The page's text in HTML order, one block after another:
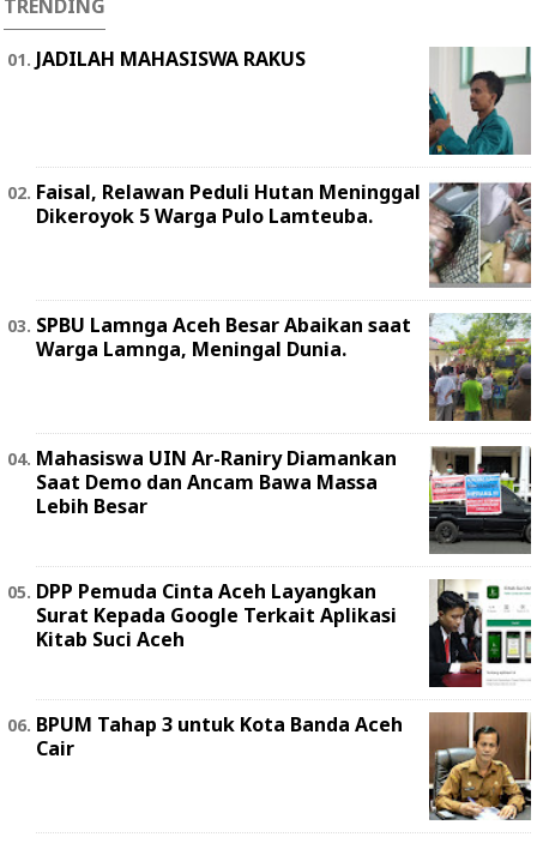
TRENDING
JADILAH MAHASISWA RAKUS
Faisal, Relawan Peduli Hutan Meninggal
Dikeroyok 5 Warga Pulo Lamteuba.
SPBU Lamnga Aceh Besar Abaikan saat
Warga Lamnga, Meningal Dunia.
Mahasiswa UIN Ar-Raniry Diamankan
Saat Demo dan Ancam Bawa Massa
Lebih Besar
DPP Pemuda Cinta Aceh Layangkan
Surat Kepada Google Terkait Aplikasi
Kitab Suci Aceh
BPUM Tahap 3 untuk Kota Banda Aceh
Cair